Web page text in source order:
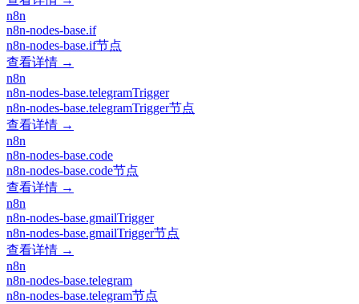
n8n
n8n-nodes-base.if
n8n-nodes-base.if节点
查看详情 →
n8n
n8n-nodes-base.telegramTrigger
n8n-nodes-base.telegramTrigger节点
查看详情 →
n8n
n8n-nodes-base.code
n8n-nodes-base.code节点
查看详情 →
n8n
n8n-nodes-base.gmailTrigger
n8n-nodes-base.gmailTrigger节点
查看详情 →
n8n
n8n-nodes-base.telegram
n8n-nodes-base.telegram节点